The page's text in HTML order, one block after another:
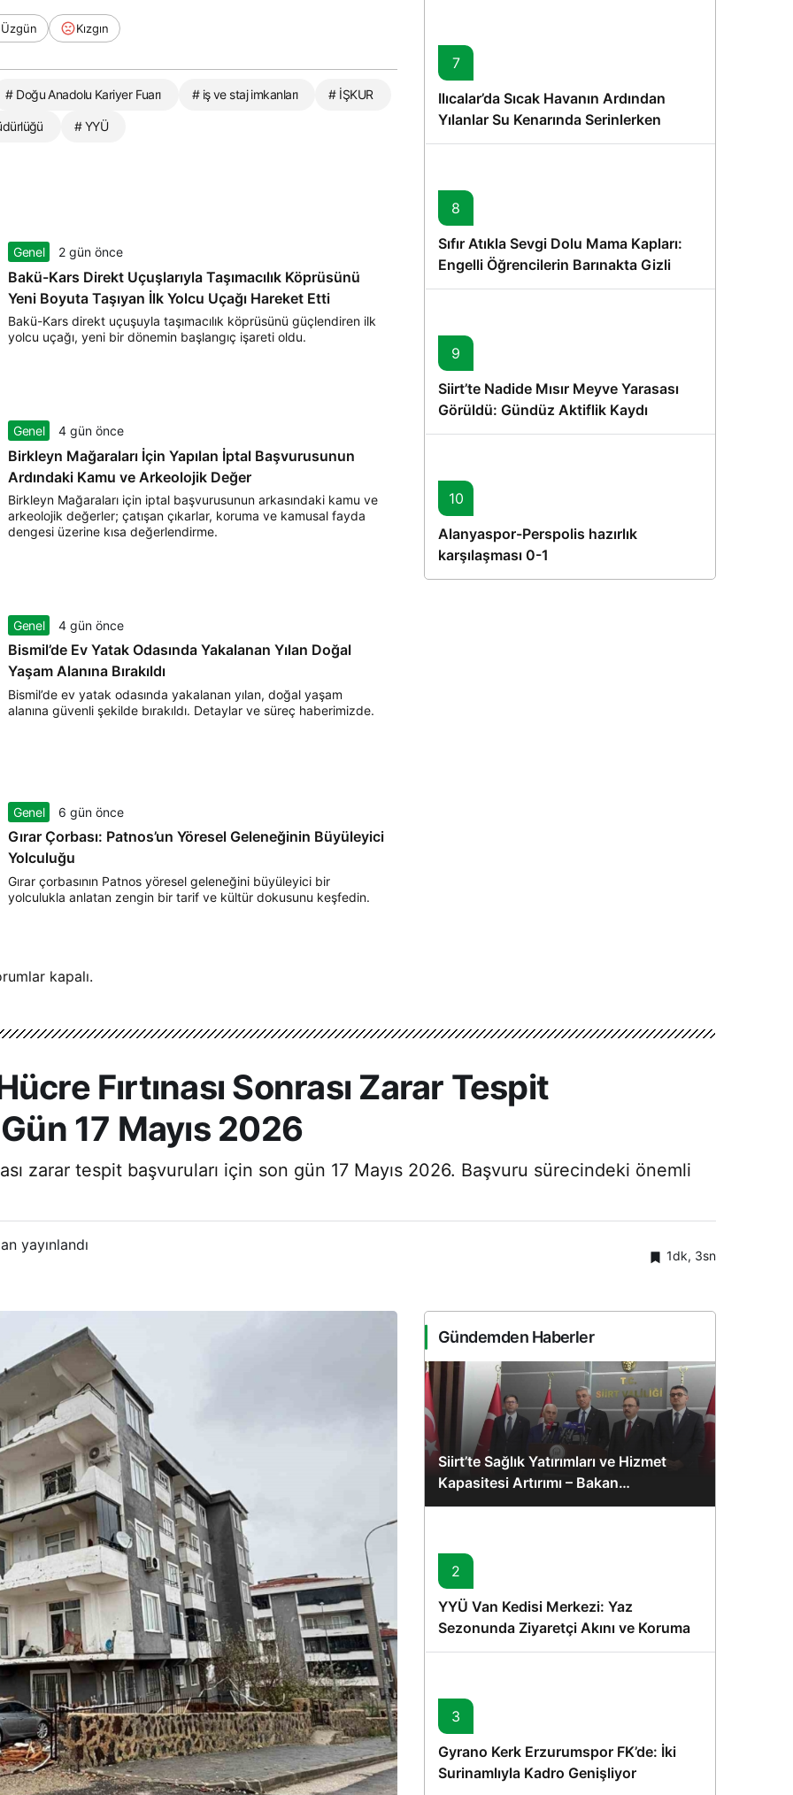
Üzgün Kızgın
# Doğu Anadolu Kariyer Fuarı # iş ve staj imkanları # İŞKUR
# YYÜ
Genel 2 gün önce
Bakü-Kars Direkt Uçuşlarıyla Taşımacılık Köprüsünü
Yeni Boyuta Taşıyan İlk Yolcu Uçağı Hareket Etti
Bakü-Kars direkt uçuşuyla taşımacılık köprüsünü güçlendiren ilk
yolcu uçağı, yeni bir dönemin başlangıç işareti oldu.
Genel 4 gün önce
Birkleyn Mağaraları İçin Yapılan İptal Başvurusunun
Ardındaki Kamu ve Arkeolojik Değer
Birkleyn Mağaraları için iptal başvurusunun arkasındaki kamu ve
arkeolojik değerler; çatışan çıkarlar, koruma ve kamusal fayda
dengesi üzerine kısa değerlendirme.
Genel 4 gün önce
Bismil’de Ev Yatak Odasında Yakalanan Yılan Doğal
Yaşam Alanına Bırakıldı
Bismil’de ev yatak odasında yakalanan yılan, doğal yaşam
alanına güvenli şekilde bırakıldı. Detaylar ve süreç haberimizde.
Genel 6 gün önce
Gırar Çorbası: Patnos’un Yöresel Geleneğinin Büyüleyici
Yolculuğu
Gırar çorbasının Patnos yöresel geleneğini büyüleyici bir
yolculukla anlatan zengin bir tarif ve kültür dokusunu keşfedin.
kapalı.
7
Ilıcalar’da Sıcak Havanın Ardından
Yılanlar Su Kenarında Serinlerken
Görüntülendi
8
Sıfır Atıkla Sevgi Dolu Mama Kapları:
Engelli Öğrencilerin Barınakta Gizli
Dostları İçin Gönüllü Proje
9
Siirt’te Nadide Mısır Meyve Yarasası
Görüldü: Gündüz Aktiflik Kaydı
10
Alanyaspor-Perspolis hazırlık
karşılaşması 0-1
Fırtınası Sonrası Zarar Tespit
17 Mayıs 2026
zarar tespit başvuruları için son gün 17 Mayıs 2026. Başvuru sürecindeki önemli
yayınlandı
1dk, 3sn
Gündemden Haberler
Siirt’te Sağlık Yatırımları ve Hizmet
Kapasitesi Artırımı – Bakan
Memişoğlu’nun Ziyareti
2
YYÜ Van Kedisi Merkezi: Yaz
Sezonunda Ziyaretçi Akını ve Koruma
Vurgusu
3
Gyrano Kerk Erzurumspor FK’de: İki
Surinamlıyla Kadro Genişliyor